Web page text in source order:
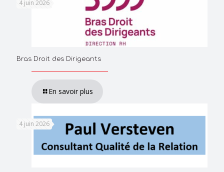
4 juin 2026
Bras Droit des Dirigeants
En savoir plus
4 juin 2026